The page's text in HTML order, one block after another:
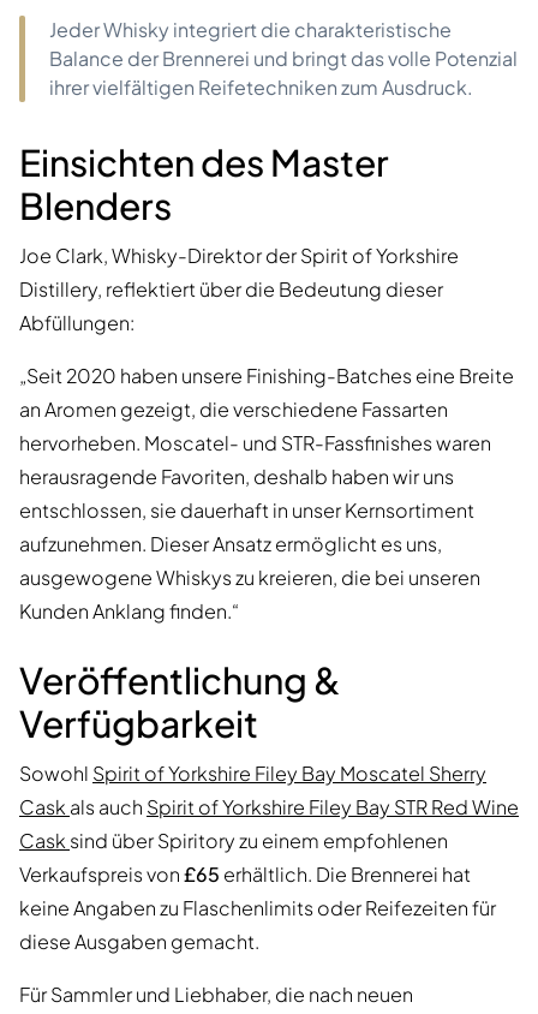
Jeder Whisky integriert die charakteristische
Balance der Brennerei und bringt das volle Potenzial
ihrer vielfältigen Reifetechniken zum Ausdruck.
Einsichten des Master
Blenders
Joe Clark, Whisky-Direktor der Spirit of Yorkshire
Distillery, reflektiert über die Bedeutung dieser
Abfüllungen:
„Seit 2020 haben unsere Finishing-Batches eine Breite
an Aromen gezeigt, die verschiedene Fassarten
hervorheben. Moscatel- und STR-Fassfinishes waren
herausragende Favoriten, deshalb haben wir uns
entschlossen, sie dauerhaft in unser Kernsortiment
aufzunehmen. Dieser Ansatz ermöglicht es uns,
ausgewogene Whiskys zu kreieren, die bei unseren
Kunden Anklang finden.“
Veröffentlichung &
Verfügbarkeit
Sowohl Spirit of Yorkshire Filey Bay Moscatel Sherry
Cask als auch Spirit of Yorkshire Filey Bay STR Red Wine
Cask sind über Spiritory zu einem empfohlenen
Verkaufspreis von£65 erhältlich. Die Brennerei hat
keine Angaben zu Flaschenlimits oder Reifezeiten für
diese Ausgaben gemacht.
Für Sammler und Liebhaber, die nach neuen